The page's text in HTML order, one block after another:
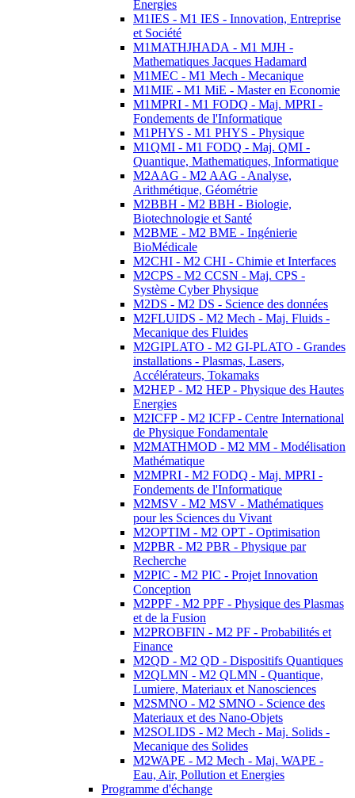
Energies
M1IES - M1 IES - Innovation, Entreprise
et Société
M1MATHJHADA - M1 MJH -
Mathematiques Jacques Hadamard
M1MEC - M1 Mech - Mecanique
M1MIE - M1 MiE - Master en Economie
M1MPRI - M1 FODQ - Maj. MPRI -
Fondements de l'Informatique
M1PHYS - M1 PHYS - Physique
M1QMI - M1 FODQ - Maj. QMI -
Quantique, Mathematiques, Informatique
M2AAG - M2 AAG - Analyse,
Arithmétique, Géométrie
M2BBH - M2 BBH - Biologie,
Biotechnologie et Santé
M2BME - M2 BME - Ingénierie
BioMédicale
M2CHI - M2 CHI - Chimie et Interfaces
M2CPS - M2 CCSN - Maj. CPS -
Système Cyber Physique
M2DS - M2 DS - Science des données
M2FLUIDS - M2 Mech - Maj. Fluids -
Mecanique des Fluides
M2GIPLATO - M2 GI-PLATO - Grandes
installations - Plasmas, Lasers,
Accélérateurs, Tokamaks
M2HEP - M2 HEP - Physique des Hautes
Energies
M2ICFP - M2 ICFP - Centre International
de Physique Fondamentale
M2MATHMOD - M2 MM - Modélisation
Mathématique
M2MPRI - M2 FODQ - Maj. MPRI -
Fondements de l'Informatique
M2MSV - M2 MSV - Mathématiques
pour les Sciences du Vivant
M2OPTIM - M2 OPT - Optimisation
M2PBR - M2 PBR - Physique par
Recherche
M2PIC - M2 PIC - Projet Innovation
Conception
M2PPF - M2 PPF - Physique des Plasmas
et de la Fusion
M2PROBFIN - M2 PF - Probabilités et
Finance
M2QD - M2 QD - Dispositifs Quantiques
M2QLMN - M2 QLMN - Quantique,
Lumiere, Materiaux et Nanosciences
M2SMNO - M2 SMNO - Science des
Materiaux et des Nano-Objets
M2SOLIDS - M2 Mech - Maj. Solids -
Mecanique des Solides
M2WAPE - M2 Mech - Maj. WAPE -
Eau, Air, Pollution et Energies
Programme d'échange